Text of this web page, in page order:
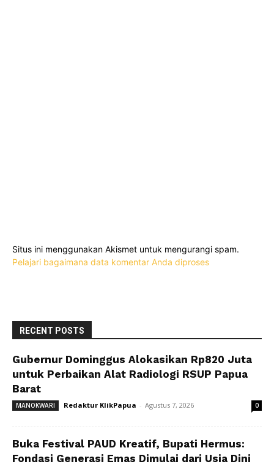
Situs ini menggunakan Akismet untuk mengurangi spam.
Pelajari bagaimana data komentar Anda diproses
RECENT POSTS
Gubernur Dominggus Alokasikan Rp820 Juta
untuk Perbaikan Alat Radiologi RSUP Papua
Barat
MANOKWARI Redaktur KlikPapua - Agustus 7, 2026 0
Buka Festival PAUD Kreatif, Bupati Hermus:
Fondasi Generasi Emas Dimulai dari Usia Dini